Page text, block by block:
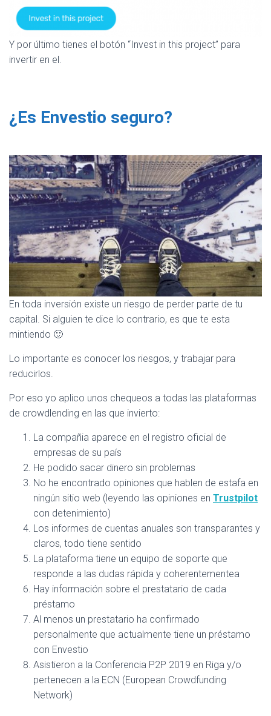
Y por último tienes el botón “Invest in this project” para
invertir en el.
¿Es Envestio seguro?
En toda inversión existe un riesgo de perder parte de tu
capital. Si alguien te dice lo contrario, es que te esta
mintiendo 🙂
Lo importante es conocer los riesgos, y trabajar para
reducirlos.
Por eso yo aplico unos chequeos a todas las plataformas
de crowdlending en las que invierto:
La compañia aparece en el registro oficial de
empresas de su país
He podido sacar dinero sin problemas
No he encontrado opiniones que hablen de estafa en
ningún sitio web (leyendo las opiniones en Trustpilot
con detenimiento)
Los informes de cuentas anuales son transparantes y
claros, todo tiene sentido
La plataforma tiene un equipo de soporte que
responde a las dudas rápida y coherentementea
Hay información sobre el prestatario de cada
préstamo
Al menos un prestatario ha confirmado
personalmente que actualmente tiene un préstamo
con Envestio
Asistieron a la Conferencia P2P 2019 en Riga y/o
pertenecen a la ECN (European Crowdfunding
Network)